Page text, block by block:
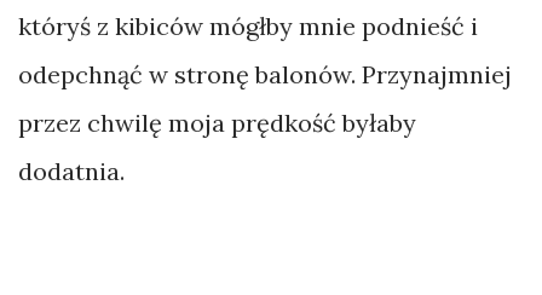
któryś z kibiców mógłby mnie podnieść i
odepchnąć w stronę balonów. Przynajmniej
przez chwilę moja prędkość byłaby
dodatnia.